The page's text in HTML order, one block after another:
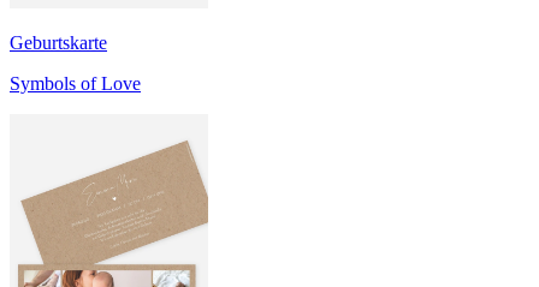
Geburtskarte
Symbols of Love